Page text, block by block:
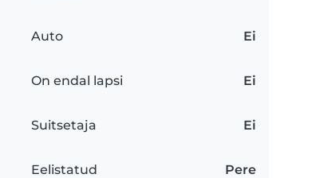
Auto Ei
On endal lapsi Ei
Suitsetaja Ei
Eelistatud
Pere